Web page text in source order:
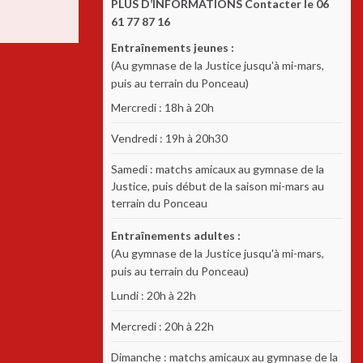
PLUS D’INFORMATIONS Contacter le 06
61 77 87 16
Entraînements jeunes :
(Au gymnase de la Justice jusqu'à mi-mars,
puis au terrain du Ponceau)
Mercredi : 18h à 20h
Vendredi : 19h à 20h30
Samedi : matchs amicaux au gymnase de la
Justice, puis début de la saison mi-mars au
terrain du Ponceau
Entraînements adultes :
(Au gymnase de la Justice jusqu'à mi-mars,
puis au terrain du Ponceau)
Lundi : 20h à 22h
Mercredi : 20h à 22h
Dimanche : matchs amicaux au gymnase de la